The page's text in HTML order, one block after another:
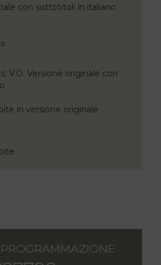
con sottotitoli in italiano
V.O. Versione originale con
in versione originale